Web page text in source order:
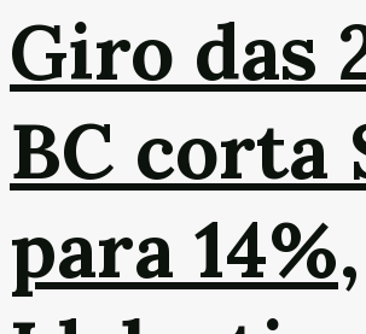
Giro das
BC corta
para 14%,